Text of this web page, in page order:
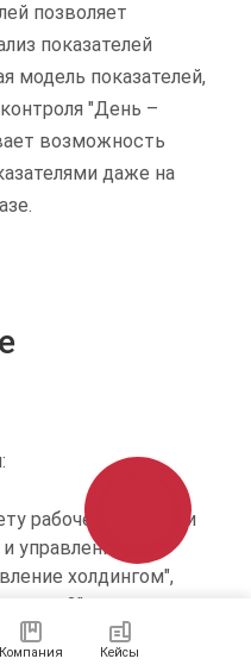
позволяет
показателей
модель показателей,
"День –
возможность
даже на
рабочего времени
управление
холдингом",
2" и
на ее основе. В
Компания Кейсы